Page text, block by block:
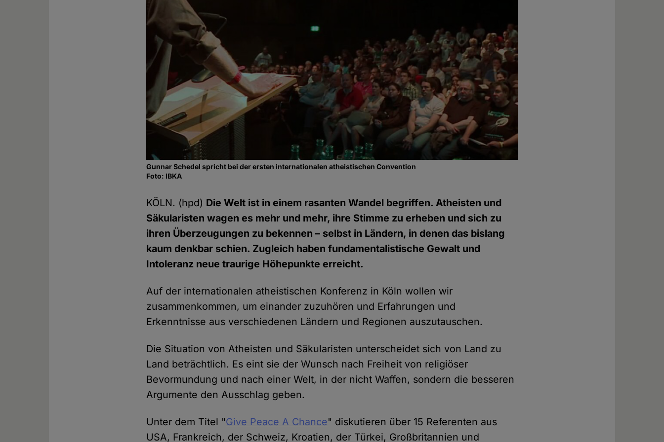
Gunnar Schedel spricht bei der ersten internationalen atheistischen Convention
Foto: IBKA
KÖLN. (hpd) Die Welt ist in einem rasanten Wandel begriffen. Atheisten und
Säkularisten wagen es mehr und mehr, ihre Stimme zu erheben und sich zu
ihren Überzeugungen zu bekennen – selbst in Ländern, in denen das bislang
kaum denkbar schien. Zugleich haben fundamentalistische Gewalt und
Intoleranz neue traurige Höhepunkte erreicht.
Auf der internationalen atheistischen Konferenz in Köln wollen wir
zusammenkommen, um einander zuzuhören und Erfahrungen und
Erkenntnisse aus verschiedenen Ländern und Regionen auszutauschen.
Die Situation von Atheisten und Säkularisten unterscheidet sich von Land zu
Land beträchtlich. Es eint sie der Wunsch nach Freiheit von religiöser
Bevormundung und nach einer Welt, in der nicht Waffen, sondern die besseren
Argumente den Ausschlag geben.
Unter dem Titel "Give Peace A Chance" diskutieren über 15 Referenten aus
USA, Frankreich, der Schweiz, Kroatien, der Türkei, Großbritannien und